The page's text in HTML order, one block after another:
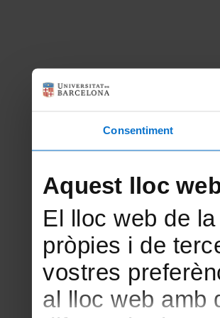
Consentiment
Aquest lloc
El lloc web de
pròpies i de
vostres
al lloc web amb